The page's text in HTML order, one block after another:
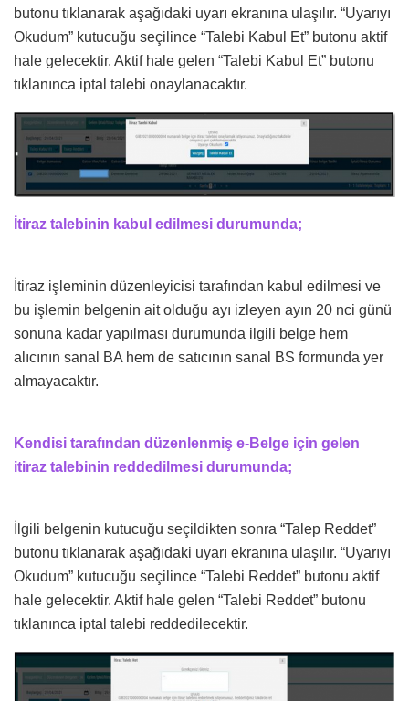
butonu tıklanarak aşağıdaki uyarı ekranına ulaşılır. “Uyarıyı
Okudum” kutucuğu seçilince “Talebi Kabul Et” butonu aktif
hale gelecektir. Aktif hale gelen “Talebi Kabul Et” butonu
tıklanınca iptal talebi onaylanacaktır.
İtiraz talebinin kabul edilmesi durumunda;
İtiraz işleminin düzenleyicisi tarafından kabul edilmesi ve
bu işlemin belgenin ait olduğu ayı izleyen ayın 20 nci günü
sonuna kadar yapılması durumunda ilgili belge hem
alıcının sanal BA hem de satıcının sanal BS formunda yer
almayacaktır.
Kendisi tarafından düzenlenmiş e-Belge için gelen
itiraz talebinin reddedilmesi durumunda;
İlgili belgenin kutucuğu seçildikten sonra “Talep Reddet”
butonu tıklanarak aşağıdaki uyarı ekranına ulaşılır. “Uyarıyı
Okudum” kutucuğu seçilince “Talebi Reddet” butonu aktif
hale gelecektir. Aktif hale gelen “Talebi Reddet” butonu
tıklanınca iptal talebi reddedilecektir.